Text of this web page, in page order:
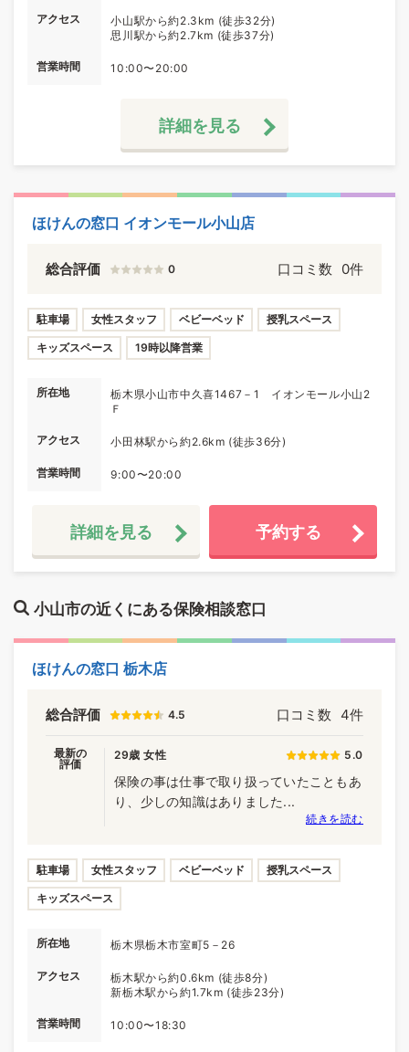
アクセス
小山駅から約2.3km (徒歩32分)
思川駅から約2.7km (徒歩37分)
営業時間 10:00〜20:00
詳細を見る
ほけんの窓口 イオンモール小山店
総合評価 0 口コミ数 0件
駐車場 女性スタッフ ベビーベッド 授乳スペース
キッズスペース 19時以降営業
所在地
栃木県小山市中久喜1467－1 イオンモール小山2
Ｆ
アクセス 小田林駅から約2.6km (徒歩36分)
営業時間 9:00〜20:00
詳細を見る 予約する
小山市の近くにある保険相談窓口
ほけんの窓口 栃木店
総合評価 4.5 口コミ数 4件
最新の
評価
29歳 女性 5.0
保険の事は仕事で取り扱っていたこともあ
り、少しの知識はありました...
続きを読む
駐車場 女性スタッフ ベビーベッド 授乳スペース
キッズスペース
所在地 栃木県栃木市室町5－26
アクセス
栃木駅から約0.6km (徒歩8分)
新栃木駅から約1.7km (徒歩23分)
営業時間 10:00〜18:30